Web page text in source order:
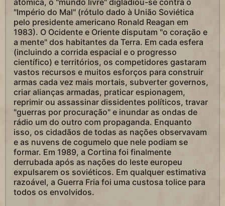
atômica, o "mundo livre" digladiou-se contra o
"Império do Mal" (rótulo dado à União Soviética
pelo presidente americano Ronald Reagan em
1983). O Ocidente e Oriente disputam "o coração e
a mente" dos habitantes da Terra. Em cada esfera
(incluindo a corrida espacial e o progresso
científico) e territórios, os competidores gastaram
vastos recursos e muitos esforços para construir
armas cada vez mais mortais, subverter governos,
criar alianças armadas, praticar espionagem,
reprimir ou assassinar dissidentes políticos, travar
"guerras por procuração" e inundar as ondas de
rádio um do outro com propaganda. Enquanto
isso, os cidadãos de todas as nações observavam
e as nuvens de cogumelo que nele podiam se
formar. Em 1989, a Cortina foi finalmente
derrubada após as nações do leste europeu
expulsarem os soviéticos. Em qualquer estimativa
razoável, a Guerra Fria foi uma custosa tolice para
todos os envolvidos.